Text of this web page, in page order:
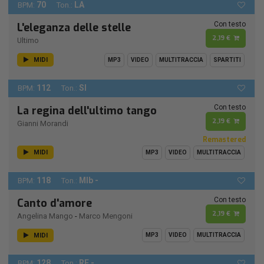
BPM: 70 Ton.: LA
L'eleganza delle stelle
Ultimo
Con testo
2,19 €
MIDI MP3 VIDEO MULTITRACCIA SPARTITI
BPM: 112 Ton.: SI
La regina dell'ultimo tango
Gianni Morandi
Con testo
2,19 €
Remastered
MIDI MP3 VIDEO MULTITRACCIA
BPM: 118 Ton.: MIb -
Canto d'amore
Angelina Mango - Marco Mengoni
Con testo
2,19 €
MIDI MP3 VIDEO MULTITRACCIA